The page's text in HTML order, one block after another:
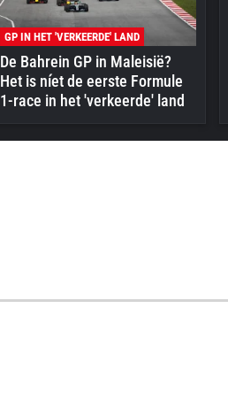
GP IN HET 'VERKEERDE' LAND
De Bahrein GP in Maleisië?
Het is níet de eerste Formule
1-race in het 'verkeerde' land